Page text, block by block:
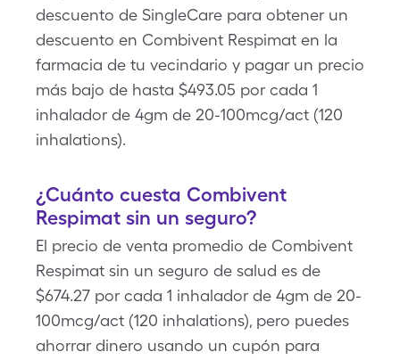
descuento de SingleCare para obtener un
descuento en Combivent Respimat en la
farmacia de tu vecindario y pagar un precio
más bajo de hasta $493.05 por cada 1
inhalador de 4gm de 20-100mcg/act (120
inhalations).
¿Cuánto cuesta Combivent
Respimat sin un seguro?
El precio de venta promedio de Combivent
Respimat sin un seguro de salud es de
$674.27 por cada 1 inhalador de 4gm de 20-
100mcg/act (120 inhalations), pero puedes
ahorrar dinero usando un cupón para